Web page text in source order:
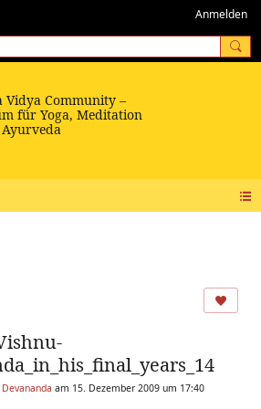
Anmelden
am 15. Dezember 2009 um 17:40